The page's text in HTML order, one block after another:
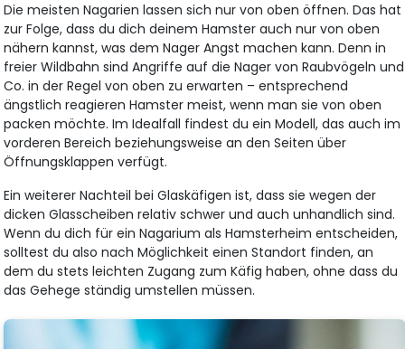
Die meisten Nagarien lassen sich nur von oben öffnen. Das hat
zur Folge, dass du dich deinem Hamster auch nur von oben
nähern kannst, was dem Nager Angst machen kann. Denn in
freier Wildbahn sind Angriffe auf die Nager von Raubvögeln und
Co. in der Regel von oben zu erwarten – entsprechend
ängstlich reagieren Hamster meist, wenn man sie von oben
packen möchte. Im Idealfall findest du ein Modell, das auch im
vorderen Bereich beziehungsweise an den Seiten über
Öffnungsklappen verfügt.
Ein weiterer Nachteil bei Glaskäfigen ist, dass sie wegen der
dicken Glasscheiben relativ schwer und auch unhandlich sind.
Wenn du dich für ein Nagarium als Hamsterheim entscheiden,
solltest du also nach Möglichkeit einen Standort finden, an
dem du stets leichten Zugang zum Käfig haben, ohne dass du
das Gehege ständig umstellen müssen.